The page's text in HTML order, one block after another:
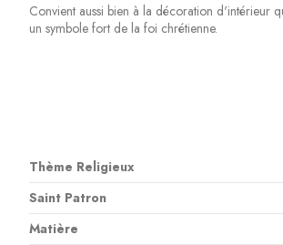
Convient aussi bien à la décoration d'intérieur
un symbole fort de la foi chrétienne.
Thème Religieux
Saint Patron
Matière